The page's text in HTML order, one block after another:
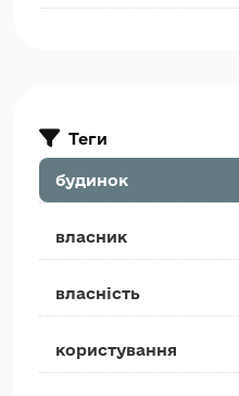
Теги
будинок
власник
власність
користування